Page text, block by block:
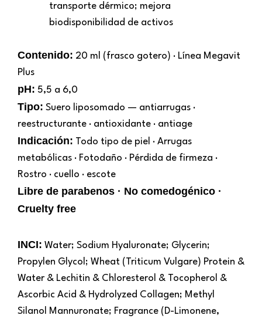
transporte dérmico; mejora
biodisponibilidad de activos
Contenido: 20 ml (frasco gotero) · Línea Megavit
Plus
pH: 5,5 a 6,0
Tipo: Suero liposomado — antiarrugas ·
reestructurante · antioxidante · antiage
Indicación: Todo tipo de piel · Arrugas
metabólicas · Fotodaño · Pérdida de firmeza ·
Rostro · cuello · escote
Libre de parabenos · No comedogénico ·
Cruelty free
INCI: Water; Sodium Hyaluronate; Glycerin;
Propylen Glycol; Wheat (Triticum Vulgare) Protein &
Water & Lechitin & Chloresterol & Tocopherol &
Ascorbic Acid & Hydrolyzed Collagen; Methyl
Silanol Mannuronate; Fragrance (D-Limonene,